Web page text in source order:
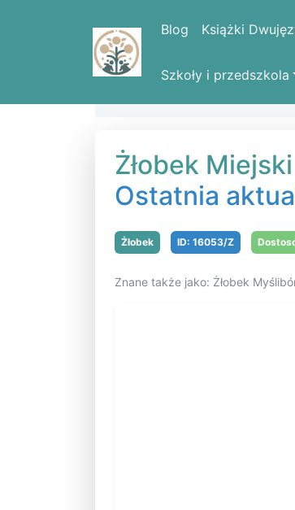
Blog Książki
Szkoły i przedszkola
Żłobek
Ostatnia
Żłobek ID: 16053/Z
Znane także jako: Żłobek